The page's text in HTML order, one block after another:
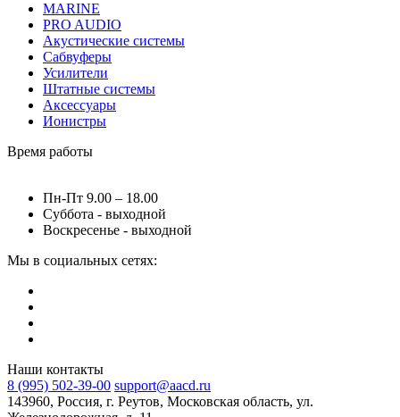
MARINE
PRO AUDIO
Акустические системы
Сабвуферы
Усилители
Штатные системы
Аксессуары
Ионистры
Время работы
Пн-Пт 9.00 – 18.00
Суббота - выходной
Воскресенье - выходной
Мы в социальных сетях:
Наши контакты
8 (995) 502-39-00 support@aacd.ru
143960, Россия, г. Реутов, Московская область, ул.